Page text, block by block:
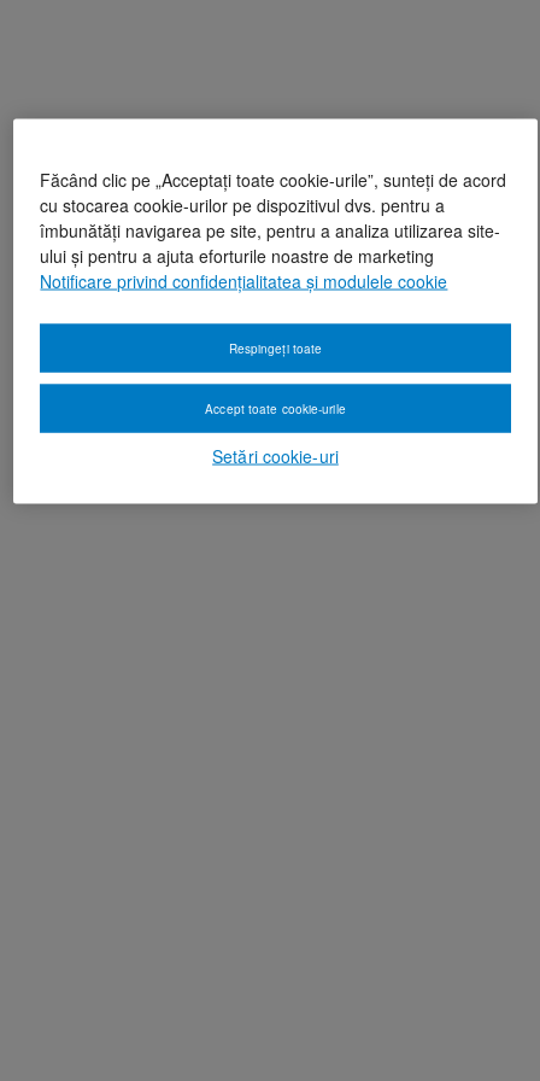
Făcând clic pe „Acceptați toate cookie-urile”, sunteți de acord
cu stocarea cookie-urilor pe dispozitivul dvs. pentru a
îmbunătăți navigarea pe site, pentru a analiza utilizarea site-
ului și pentru a ajuta eforturile noastre de marketing
Notificare privind confidențialitatea și modulele cookie
Setări cookie-uri
Respingeți toate
Accept toate cookie-urile